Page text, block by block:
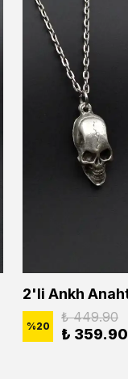
%20
₺ 449.90
₺ 359.90